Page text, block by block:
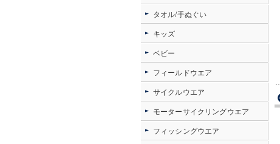
タオル/手ぬぐい
キッズ
ベビー
フィールドウエア
サイクルウエア
モーターサイクリングウエア
フィッシングウエア